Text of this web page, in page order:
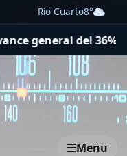
Río Cuarto8°
Se realizó una
Menu